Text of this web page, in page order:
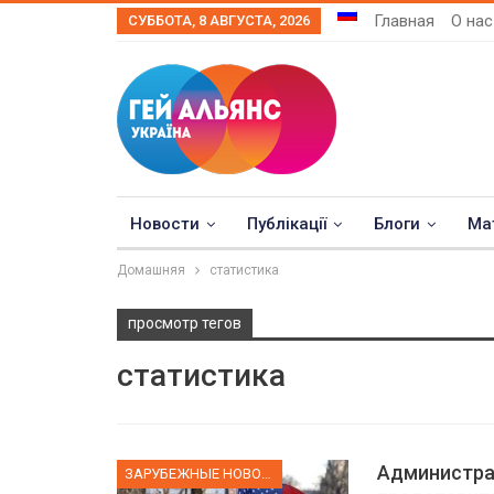
СУББОТА, 8 АВГУСТА, 2026 Главная О нас
Новости Публікації Блоги
Домашняя статистика
просмотр тегов
статистика